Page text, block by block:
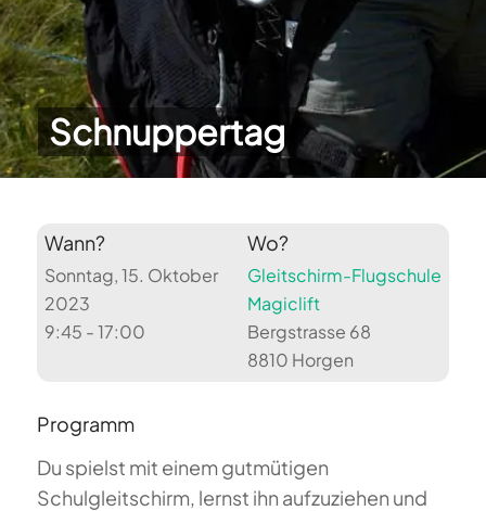
Schnuppertag
Wann?
Sonntag, 15. Oktober
2023
9:45 - 17:00
Wo?
Gleitschirm-Flugschule
Magiclift
Bergstrasse 68
8810 Horgen
Programm
Du spielst mit einem gutmütigen
Schulgleitschirm, lernst ihn aufzuziehen und